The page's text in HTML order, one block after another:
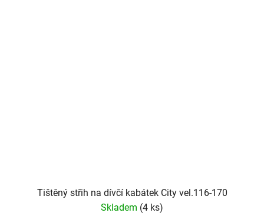
Tištěný střih na dívčí kabátek City vel.116-170
Skladem (4 ks)